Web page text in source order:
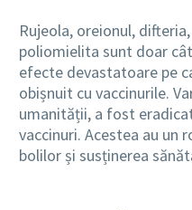
Rujeola, oreionul,
poliomielita sunt doar
efecte devastatoare pe
obișnuit cu vaccinurile.
umanității, a fost
vaccinuri. Acestea au un
bolilor și susținerea